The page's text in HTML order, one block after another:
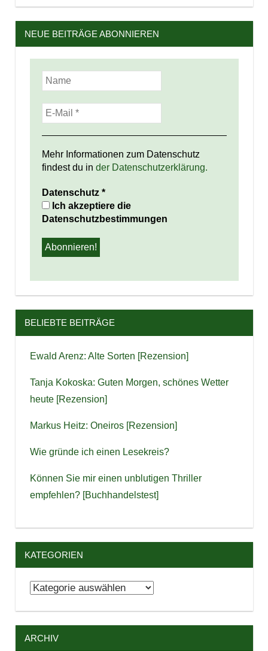
NEUE BEITRÄGE ABONNIEREN
Mehr Informationen zum Datenschutz
findest du in der Datenschutzerklärung.
Datenschutz *
Ich akzeptiere die
Datenschutzbestimmungen
BELIEBTE BEITRÄGE
Ewald Arenz: Alte Sorten [Rezension]
Tanja Kokoska: Guten Morgen, schönes Wetter
heute [Rezension]
Markus Heitz: Oneiros [Rezension]
Wie gründe ich einen Lesekreis?
Können Sie mir einen unblutigen Thriller
empfehlen? [Buchhandelstest]
KATEGORIEN
Kategorien
ARCHIV